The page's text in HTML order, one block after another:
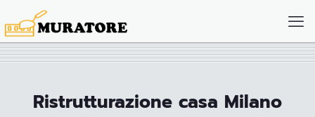
Ristrutturazione casa Milano